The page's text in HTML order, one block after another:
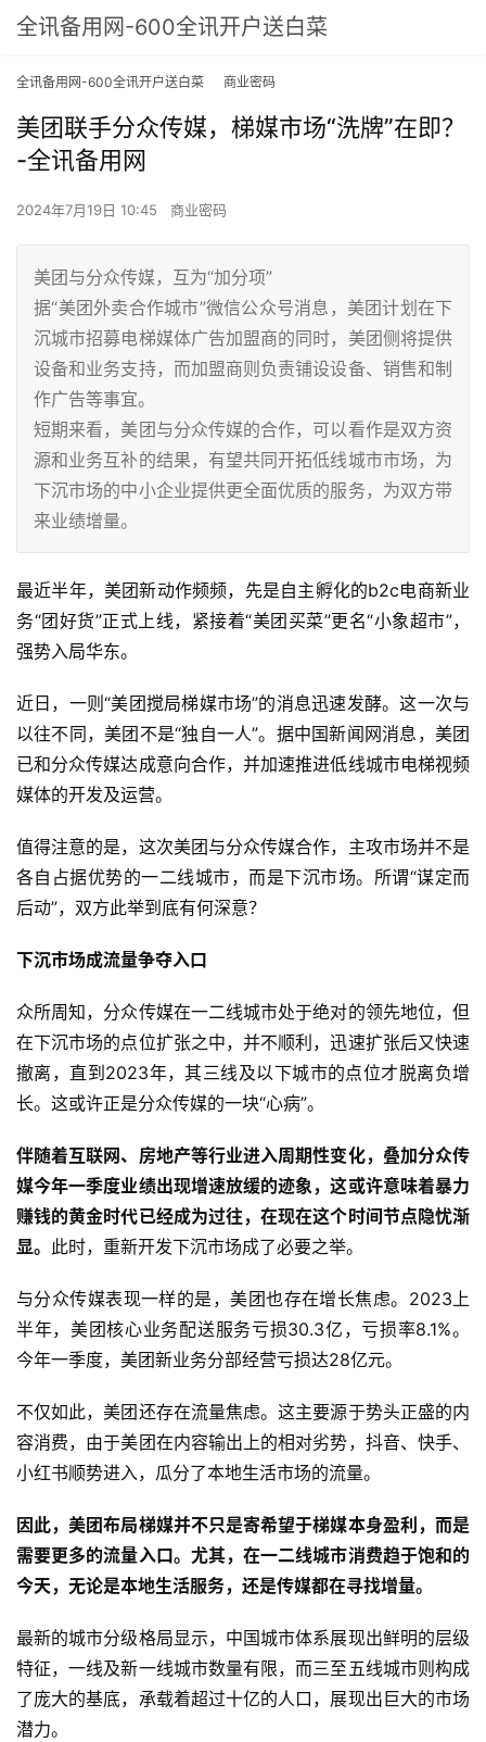
全讯备用网-600全讯开户送白菜
全讯备用网-600全讯开户送白菜 商业密码
美团联手分众传媒，梯媒市场“洗牌”在即？
-全讯备用网
2024年7月19日 10:45 商业密码
美团与分众传媒，互为“加分项”
据“美团外卖合作城市”微信公众号消息，美团计划在下
沉城市招募电梯媒体广告加盟商的同时，美团侧将提供
设备和业务支持，而加盟商则负责铺设设备、销售和制
作广告等事宜。
短期来看，美团与分众传媒的合作，可以看作是双方资
源和业务互补的结果，有望共同开拓低线城市市场，为
下沉市场的中小企业提供更全面优质的服务，为双方带
来业绩增量。
最近半年，美团新动作频频，先是自主孵化的b2c电商新业
务“团好货”正式上线，紧接着“美团买菜”更名“小象超市”，
强势入局华东。
近日，一则“美团搅局梯媒市场”的消息迅速发酵。这一次与
以往不同，美团不是“独自一人”。据中国新闻网消息，美团
已和分众传媒达成意向合作，并加速推进低线城市电梯视频
媒体的开发及运营。
值得注意的是，这次美团与分众传媒合作，主攻市场并不是
各自占据优势的一二线城市，而是下沉市场。所谓“谋定而
后动”，双方此举到底有何深意？
下沉市场成流量争夺入口
众所周知，分众传媒在一二线城市处于绝对的领先地位，但
在下沉市场的点位扩张之中，并不顺利，迅速扩张后又快速
撤离，直到2023年，其三线及以下城市的点位才脱离负增
长。这或许正是分众传媒的一块“心病”。
伴随着互联网、房地产等行业进入周期性变化，叠加分众传
媒今年一季度业绩出现增速放缓的迹象，这或许意味着暴力
赚钱的黄金时代已经成为过往，在现在这个时间节点隐忧渐
显。 此时，重新开发下沉市场成了必要之举。
与分众传媒表现一样的是，美团也存在增长焦虑。2023上
半年，美团核心业务配送服务亏损30.3亿，亏损率8.1%。
今年一季度，美团新业务分部经营亏损达28亿元。
不仅如此，美团还存在流量焦虑。这主要源于势头正盛的内
容消费，由于美团在内容输出上的相对劣势，抖音、快手、
小红书顺势进入，瓜分了本地生活市场的流量。
因此，美团布局梯媒并不只是寄希望于梯媒本身盈利，而是
需要更多的流量入口。尤其，在一二线城市消费趋于饱和的
今天，无论是本地生活服务，还是传媒都在寻找增量。
最新的城市分级格局显示，中国城市体系展现出鲜明的层级
特征，一线及新一线城市数量有限，而三至五线城市则构成
了庞大的基底，承载着超过十亿的人口，展现出巨大的市场
潜力。